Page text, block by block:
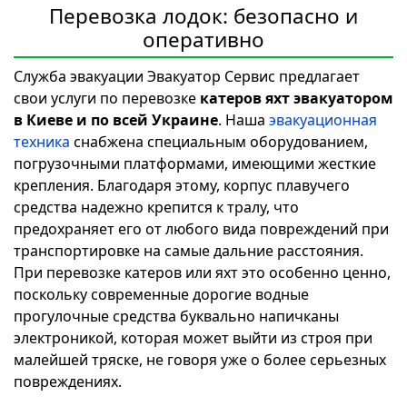
Перевозка лодок: безопасно и
оперативно
Служба эвакуации Эвакуатор Сервис предлагает
свои услуги по перевозке катеров яхт эвакуатором
в Киеве и по всей Украине. Наша эвакуационная
техника снабжена специальным оборудованием,
погрузочными платформами, имеющими жесткие
крепления. Благодаря этому, корпус плавучего
средства надежно крепится к тралу, что
предохраняет его от любого вида повреждений при
транспортировке на самые дальние расстояния.
При перевозке катеров или яхт это особенно ценно,
поскольку современные дорогие водные
прогулочные средства буквально напичканы
электроникой, которая может выйти из строя при
малейшей тряске, не говоря уже о более серьезных
повреждениях.